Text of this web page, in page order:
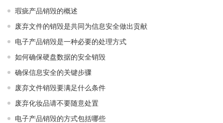
瑕疵产品销毁的概述
废弃文件的销毁是共同为信息安全做出贡献
电子产品销毁是一种必要的处理方式
如何确保硬盘数据的安全销毁
确保信息安全的关键步骤
废弃文件销毁要满足什么条件
废弃化妆品请不要随意处置
电子产品销毁的方式包括哪些